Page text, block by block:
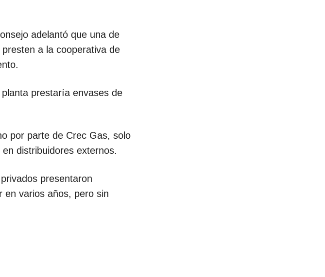
adelantó que una de
a la cooperativa de
prestaría envases de
por parte de Crec Gas, solo
distribuidores externos.
presentaron
en varios años, pero sin